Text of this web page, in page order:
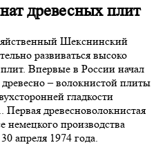
древесных плит
Шекснинский
развиваться высоко
Впервые в России начал
– волокнистой плиты
гладкости
древесноволокнистая
производства
апреля 1974 года.